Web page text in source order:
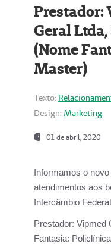
Prestador:
Geral
(Nome
Master)
Texto:
Design: Marketing
01 de abril, 2020
Informamos o
atendimentos aos
Intercâmbio
Prestador: Vipmed
Fantasia: